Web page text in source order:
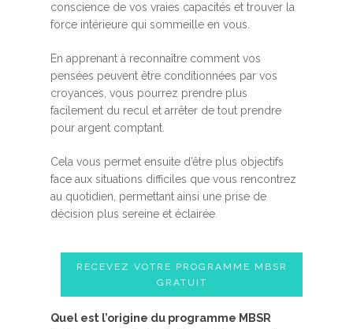
conscience de vos vraies capacités et trouver la
force intérieure qui sommeille en vous.
En apprenant à reconnaître comment vos
pensées peuvent être conditionnées par vos
croyances, vous pourrez prendre plus
facilement du recul et arrêter de tout prendre
pour argent comptant.
Cela vous permet ensuite d’être plus objectifs
face aux situations difficiles que vous rencontrez
au quotidien, permettant ainsi une prise de
décision plus sereine et éclairée.
RECEVEZ VOTRE PROGRAMME MBSR
GRATUIT
Quel est l’origine du programme MBSR